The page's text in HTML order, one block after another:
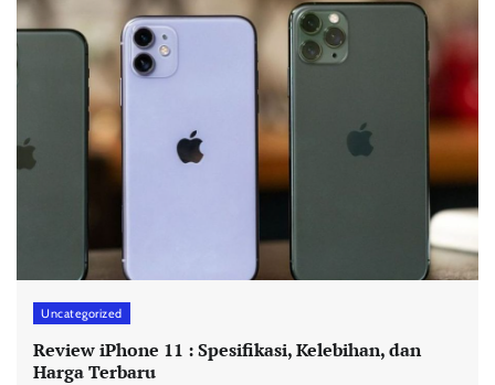
Uncategorized
Review iPhone 11 : Spesifikasi, Kelebihan, dan
Harga Terbaru